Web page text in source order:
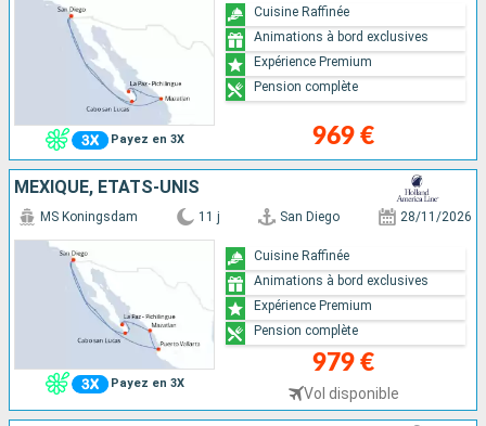
Payez en 3X 969 €
Cuisine Raffinée
Animations à bord exclusives
Expérience Premium
Pension complète
MEXIQUE, ÉTATS-UNIS
Payez en 3X
MS Koningsdam 11 j San Diego 28/11/2026
979 €
Vol disponible
Cuisine Raffinée
Animations à bord exclusives
Expérience Premium
Pension complète